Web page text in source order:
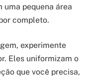
uma pequena área
completo.
experimente
Eles uniformizam o
que você precisa,